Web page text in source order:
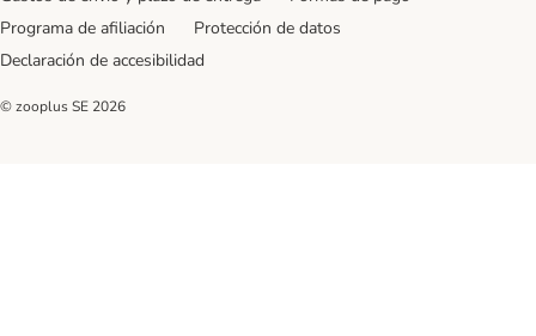
Programa de afiliación
Protección de datos
Declaración de accesibilidad
© zooplus SE 2026